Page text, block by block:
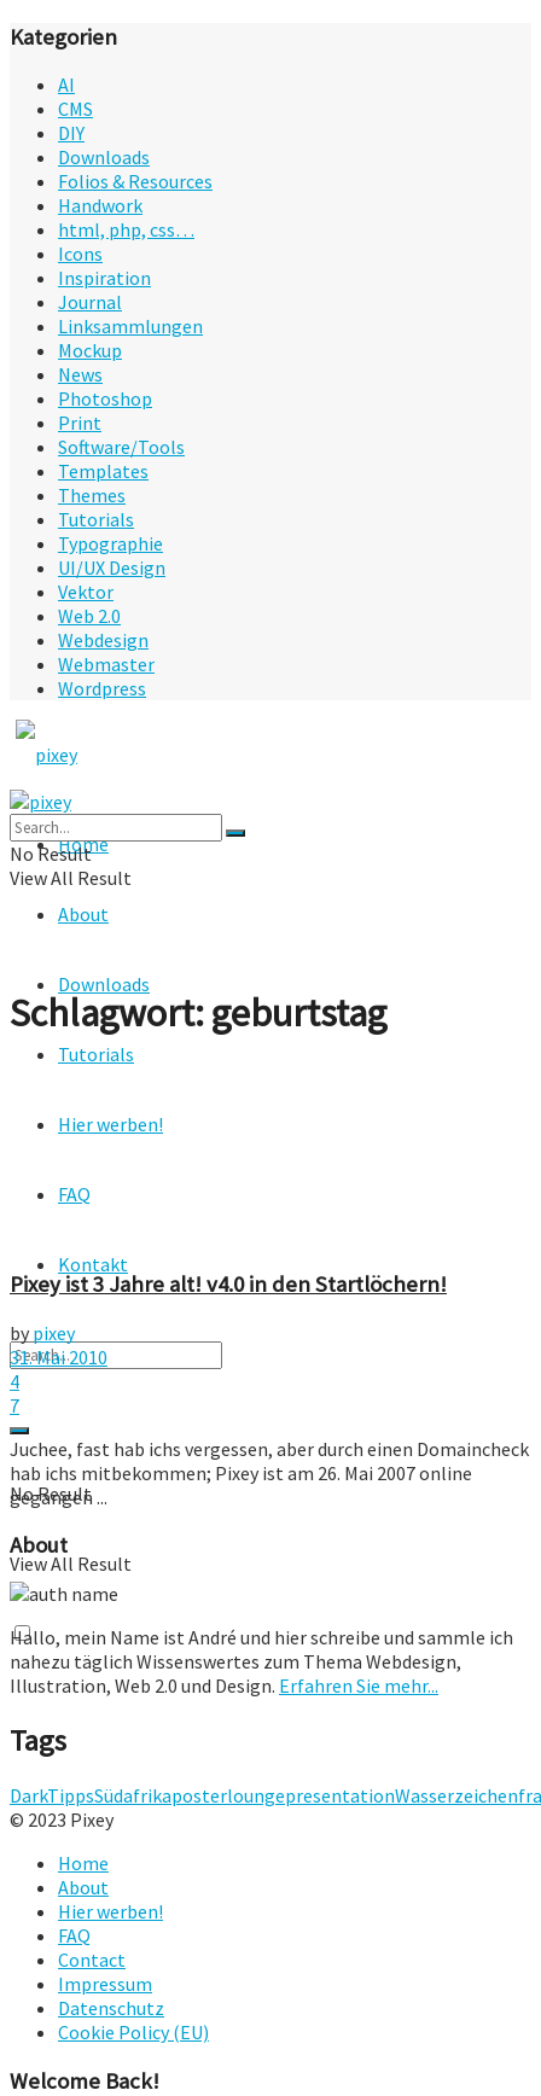
Kategorien
AI
CMS
DIY
Downloads
Folios & Resources
Handwork
html, php, css…
Icons
Inspiration
Journal
Linksammlungen
Mockup
News
Photoshop
Print
Software/Tools
Templates
Themes
Tutorials
Typographie
UI/UX Design
Vektor
Web 2.0
Webdesign
Webmaster
Wordpress
Home
About
Downloads
Tutorials
Hier werben!
FAQ
Kontakt
No Result
View All Result
No Result
View All Result
Schlagwort:geburtstag
Pixey ist 3 Jahre alt! v4.0 in den Startlöchern!
by pixey
31. Mai 2010
4
7
Juchee, fast hab ichs vergessen, aber durch einen Domaincheck
hab ichs mitbekommen; Pixey ist am 26. Mai 2007 online
gegangen ...
About
Hallo, mein Name ist André und hier schreibe und sammle ich
nahezu täglich Wissenswertes zum Thema Webdesign,
Illustration, Web 2.0 und Design. Erfahren Sie mehr...
Tags
DarkTippsSüdafrikaposterloungepresentationWasserzeichen
© 2023 Pixey
Home
About
Hier werben!
FAQ
Contact
Impressum
Datenschutz
Cookie Policy (EU)
Welcome Back!